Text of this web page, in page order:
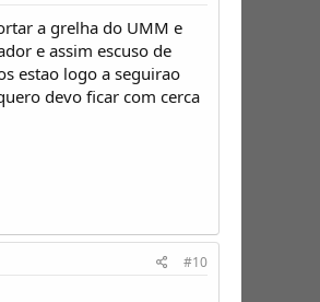
a grelha do UMM e
e assim escuso de
estao logo a seguirao
devo ficar com cerca
#10